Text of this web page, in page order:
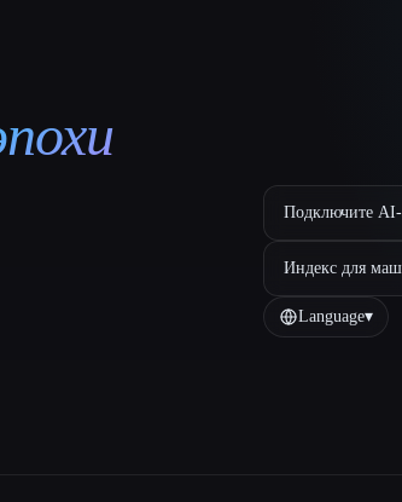
Подключите AI-
Индекс для
Language▾